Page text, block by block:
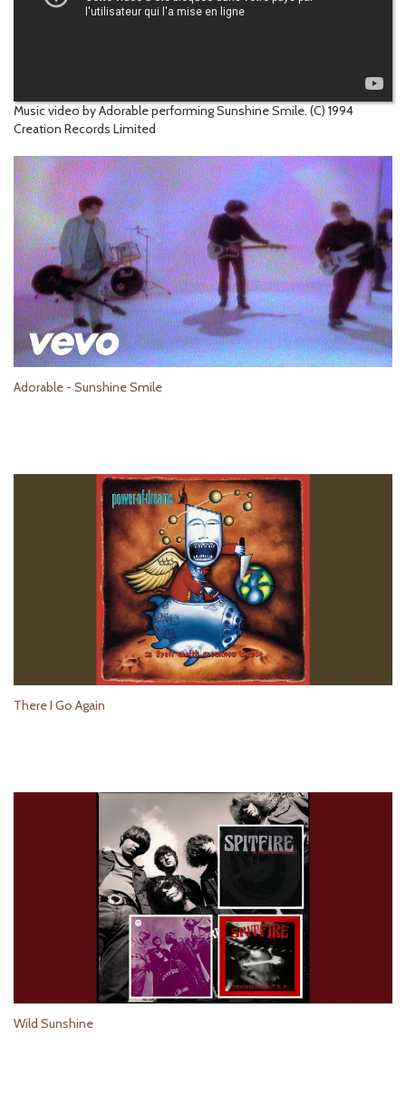
Music video by Adorable performing Sunshine Smile. (C) 1994
Creation Records Limited
Adorable - Sunshine Smile
There I Go Again
Wild Sunshine